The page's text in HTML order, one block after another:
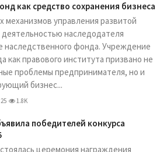
как средство сохранения бизнеса
управления развитой
наследодателя
наследственного фонда. Учреждение
как правового института призвано не
проблемы предпринимателя, но и
бизнес...
1.8K
победителей конкурса
церемония награждения